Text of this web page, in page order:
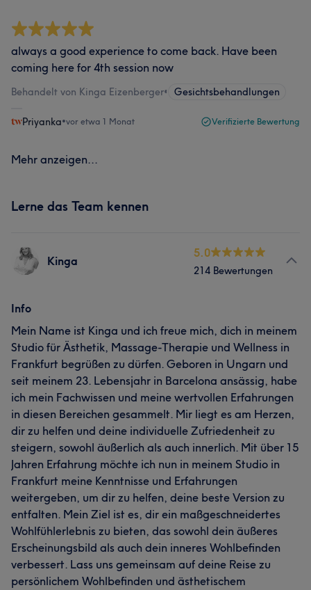
always a good experience to come back. Have been
coming here for 4th session now
Behandelt von Kinga Eizenberger• Gesichtsbehandlungen
Priyanka•vor etwa 1 Monat Verifizierte Bewertung
Mehr anzeigen...
Lerne das Team kennen
Kinga
5.0
214 Bewertungen
Info
Mein Name ist Kinga und ich freue mich, dich in meinem
Studio für Ästhetik, Massage-Therapie und Wellness in
Frankfurt begrüßen zu dürfen. Geboren in Ungarn und
seit meinem 23. Lebensjahr in Barcelona ansässig, habe
ich mein Fachwissen und meine wertvollen Erfahrungen
in diesen Bereichen gesammelt. Mir liegt es am Herzen,
dir zu helfen und deine individuelle Zufriedenheit zu
steigern, sowohl äußerlich als auch innerlich. Mit über 15
Jahren Erfahrung möchte ich nun in meinem Studio in
Frankfurt meine Kenntnisse und Erfahrungen
weitergeben, um dir zu helfen, deine beste Version zu
entfalten. Mein Ziel ist es, dir ein maßgeschneidertes
Wohlfühlerlebnis zu bieten, das sowohl dein äußeres
Erscheinungsbild als auch dein inneres Wohlbefinden
verbessert. Lass uns gemeinsam auf deine Reise zu
persönlichem Wohlbefinden und ästhetischem